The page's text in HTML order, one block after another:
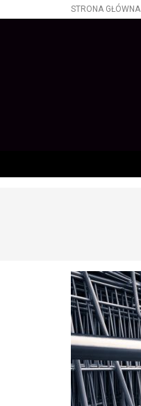
STRONA GŁÓWNA